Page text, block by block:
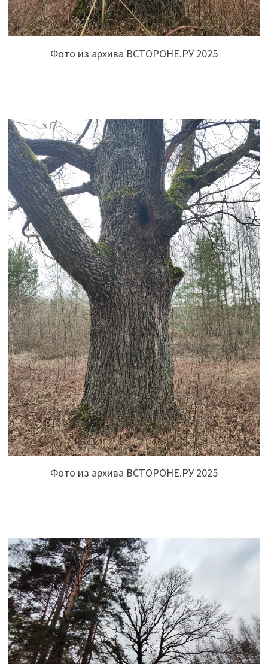
Фото из архива ВСТОРОНЕ.РУ 2025
Фото из архива ВСТОРОНЕ.РУ 2025